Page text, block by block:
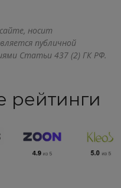
носит
публичной
Статьи 437 (2) ГК РФ.
рейтинги